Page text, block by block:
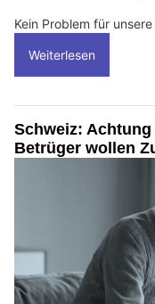
Kein Problem für
Weiterlesen
Schweiz:
Betrüger wollen